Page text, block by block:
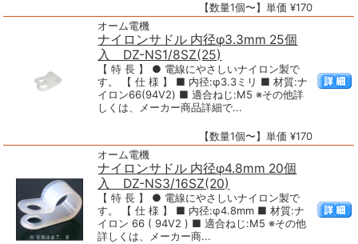
【数量1個〜】単価 ¥170
オーム電機
ナイロンサドル 内径φ3.3mm 25個
入 DZ-NS1/8SZ(25)
【 特 長 】 ● 電線にやさしいナイロン製で
す。 【 仕 様 】 ■ 内径:φ3.3ミリ ■ 材質:ナ
イロン66(94V2) ■ 適合ねじ:M5 ※その他詳
しくは、メーカー商品詳細で...
【数量1個〜】単価 ¥170
オーム電機
ナイロンサドル 内径φ4.8mm 20個
入 DZ-NS3/16SZ(20)
【 特 長 】 ● 電線にやさしいナイロン製で
す。 【 仕 様 】 ■ 内径:φ4.8mm ■ 材質:ナ
イロン 66 ( 94V2 ) ■ 適合ねじ:M5 ※その他
詳しくは、メーカー商...